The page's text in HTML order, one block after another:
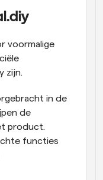
voormalige
zijn.
in de
de
product.
functies